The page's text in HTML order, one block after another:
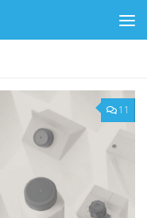
11